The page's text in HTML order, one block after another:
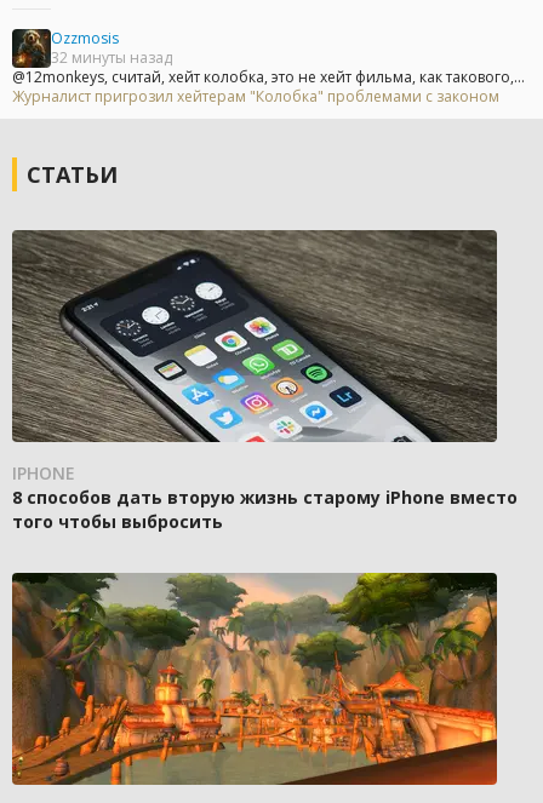
Ozzmosis
32 минуты назад
@12monkeys, считай, хейт колобка, это не хейт фильма, как такового,...
Журналист пригрозил хейтерам "Колобка" проблемами с законом
СТАТЬИ
IPHONE
8 способов дать вторую жизнь старому iPhone вместо
того чтобы выбросить